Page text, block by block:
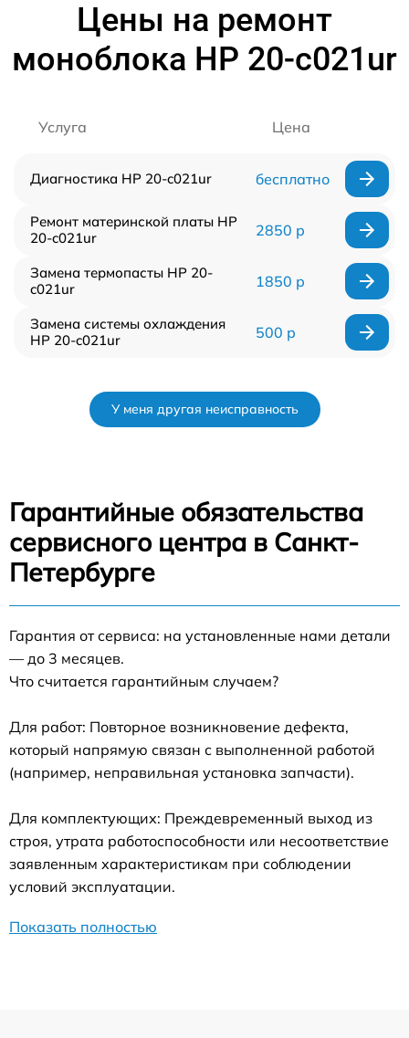
Цены на ремонт
моноблока HP 20-c021ur
Услуга Цена
Диагностика HP 20-c021ur бесплатно
Ремонт материнской платы HP
20-c021ur
2850 р
Замена термопасты HP 20-
c021ur
1850 р
Замена системы охлаждения
HP 20-c021ur
500 р
У меня другая неисправность
Гарантийные обязательства
сервисного центра в Санкт-
Петербурге
Гарантия от сервиса: на установленные нами детали
— до 3 месяцев.
Что считается гарантийным случаем?
Для работ: Повторное возникновение дефекта,
который напрямую связан с выполненной работой
(например, неправильная установка запчасти).
Для комплектующих: Преждевременный выход из
строя, утрата работоспособности или несоответствие
заявленным характеристикам при соблюдении
условий эксплуатации.
Показать полностью